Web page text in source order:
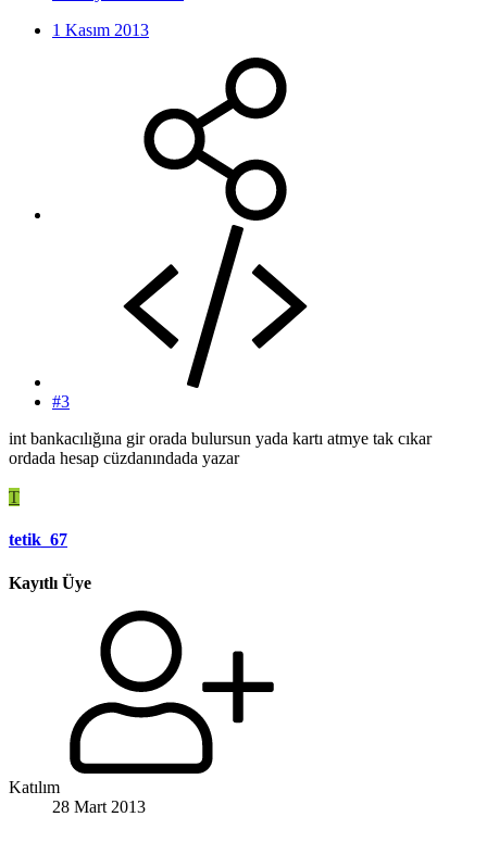
1 Kasım 2013
#3
int bankacılığına gir orada bulursun yada kartı atmye tak cıkar
ordada hesap cüzdanındada yazar
T
tetik_67
Kayıtlı Üye
Katılım
28 Mart 2013